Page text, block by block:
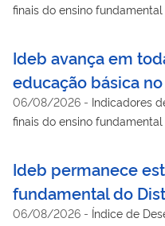
finais do ensino fundamental
Ideb avança em
educação básica
06/08/2026 - Indicadores
finais do ensino fundamental
Ideb permanece
fundamental do
06/08/2026 - Índice de